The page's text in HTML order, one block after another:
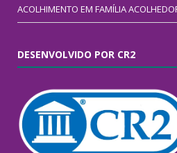
ACOLHIMENTO EM FAMÍLIA
DESENVOLVIDO POR CR2